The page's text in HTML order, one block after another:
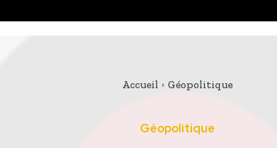
Accueil Géopolitique
Géopolitique